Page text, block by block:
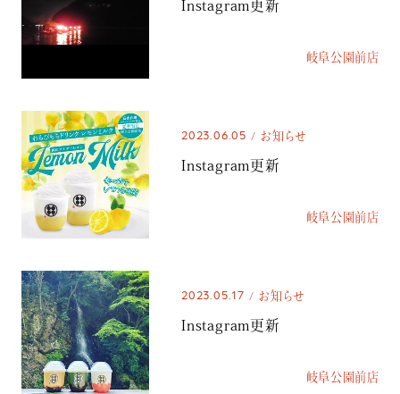
Instagram更新
岐阜公園前店
2023.06.05 お知らせ
Instagram更新
岐阜公園前店
2023.05.17 お知らせ
Instagram更新
岐阜公園前店